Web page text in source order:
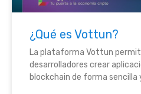
¿Qué es Vottun?
La plataforma Vottun
desarrolladores crear
blockchain de forma sencilla